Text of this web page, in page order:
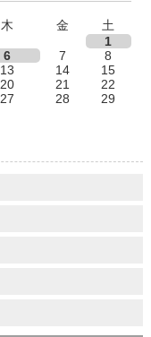
木 金
土
1
6 7
8
13 14
15
20 21
22
27 28
29